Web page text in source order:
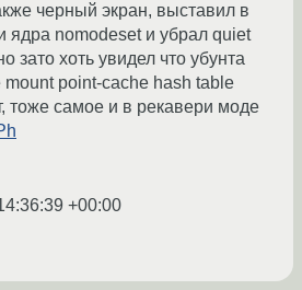
черный экран, выставил в
ядра nomodeset и убрал quiet
зато хоть увидел что убунта
mount point-cache hash table
тоже самое и в рекавери моде
+00:00